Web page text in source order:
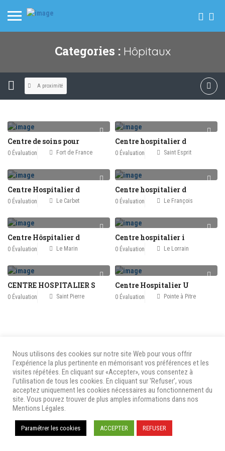
Categories : Hôpitaux
A proximité
Centre de soins pour
0 Évaluation Fort de France
Centre hospitalier d
0 Évaluation Saint Esprit
Centre Hospitalier d
0 Évaluation Le Carbet
Centre hospitalier d
0 Évaluation Le François
Centre Hôspitalier d
0 Évaluation Le Marin
Centre hospitalier i
0 Évaluation Le Lorrain
CENTRE HOSPITALIER S
0 Évaluation Saint Pierre
Centre Hospitalier U
0 Évaluation Pointe à Pitre
Nous
contacter
Avis
Utilisateurs
Mentions Légales & Politique de
Confidentialité
Nous utilisons des cookies sur notre site Web pour vous offrir
l'expérience la plus pertinente en mémorisant vos préférences et les
visites répétées. En cliquant sur «Accepter», vous consentez à
l'utilisation de tous les cookies. En cliquant sur 'Refuser', vous
acceptez uniquement les cookies nécessaires au fonctionnement du
site. Vous pouvez trouver de plus amples informations dans nos
Mentions Légales.
Paramétrer les cookies ACCEPTER REFUSER